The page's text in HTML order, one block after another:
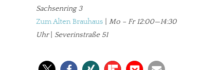
Sachsenring 3
Zum Alten Brauhaus
Mo – Fr 12:00—14:30
Uhr| Severinstraße 51